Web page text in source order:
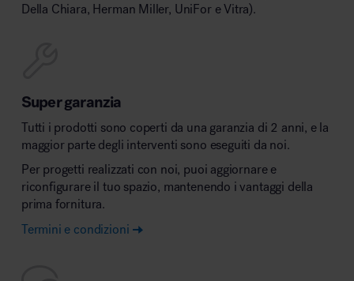
Della Chiara, Herman Miller, UniFor e Vitra).
Super garanzia
Tutti i prodotti sono coperti da una garanzia di 2 anni, e la
maggior parte degli interventi sono eseguiti da noi.
Per progetti realizzati con noi, puoi aggiornare e
riconfigurare il tuo spazio, mantenendo i vantaggi della
prima fornitura.
Termini e condizioni